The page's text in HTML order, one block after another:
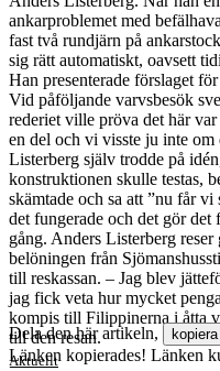
ankarproblemet med
fast två rundjärn på
sig rätt automatiskt, oavsett
Han presenterade förslaget
Vid påföljande varvsbesök
rederiet ville pröva det här
en del och vi visste ju inte
Listerberg själv trodde på
konstruktionen skulle testas,
skämtade och sa att ”nu får
det fungerade och det gör
gång. Anders Listerberg
belöningen från
till reskassan. – Jag blev
jag fick veta hur mycket
kompis till Filippinerna i åtta
till den resan.
Aktuellt
Dela den här artikeln,
Länken kopierades! Länken